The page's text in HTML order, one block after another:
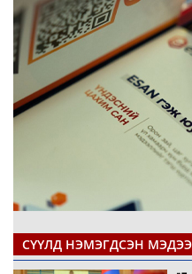
СҮҮЛД НЭМЭГДСЭН МЭДЭЭ